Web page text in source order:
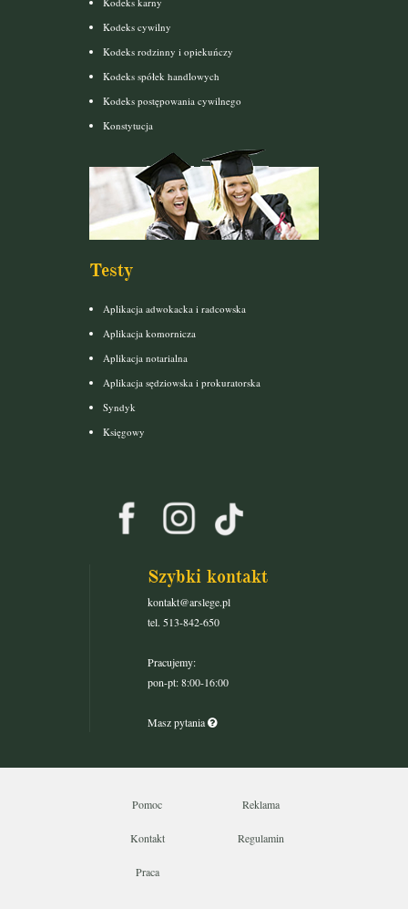
Kodeks cywilny
Kodeks rodzinny i opiekuńczy
Kodeks spółek handlowych
Kodeks postępowania cywilnego
Konstytucja
Testy
Aplikacja adwokacka i radcowska
Aplikacja komornicza
Aplikacja notarialna
Aplikacja sędziowska i prokuratorska
Syndyk
Księgowy
Szybki kontakt
kontakt@arslege.pl
tel. 513-842-650
Pracujemy:
pon-pt: 8:00-16:00
Masz pytania
Pomoc Reklama
Kontakt Regulamin
Praca